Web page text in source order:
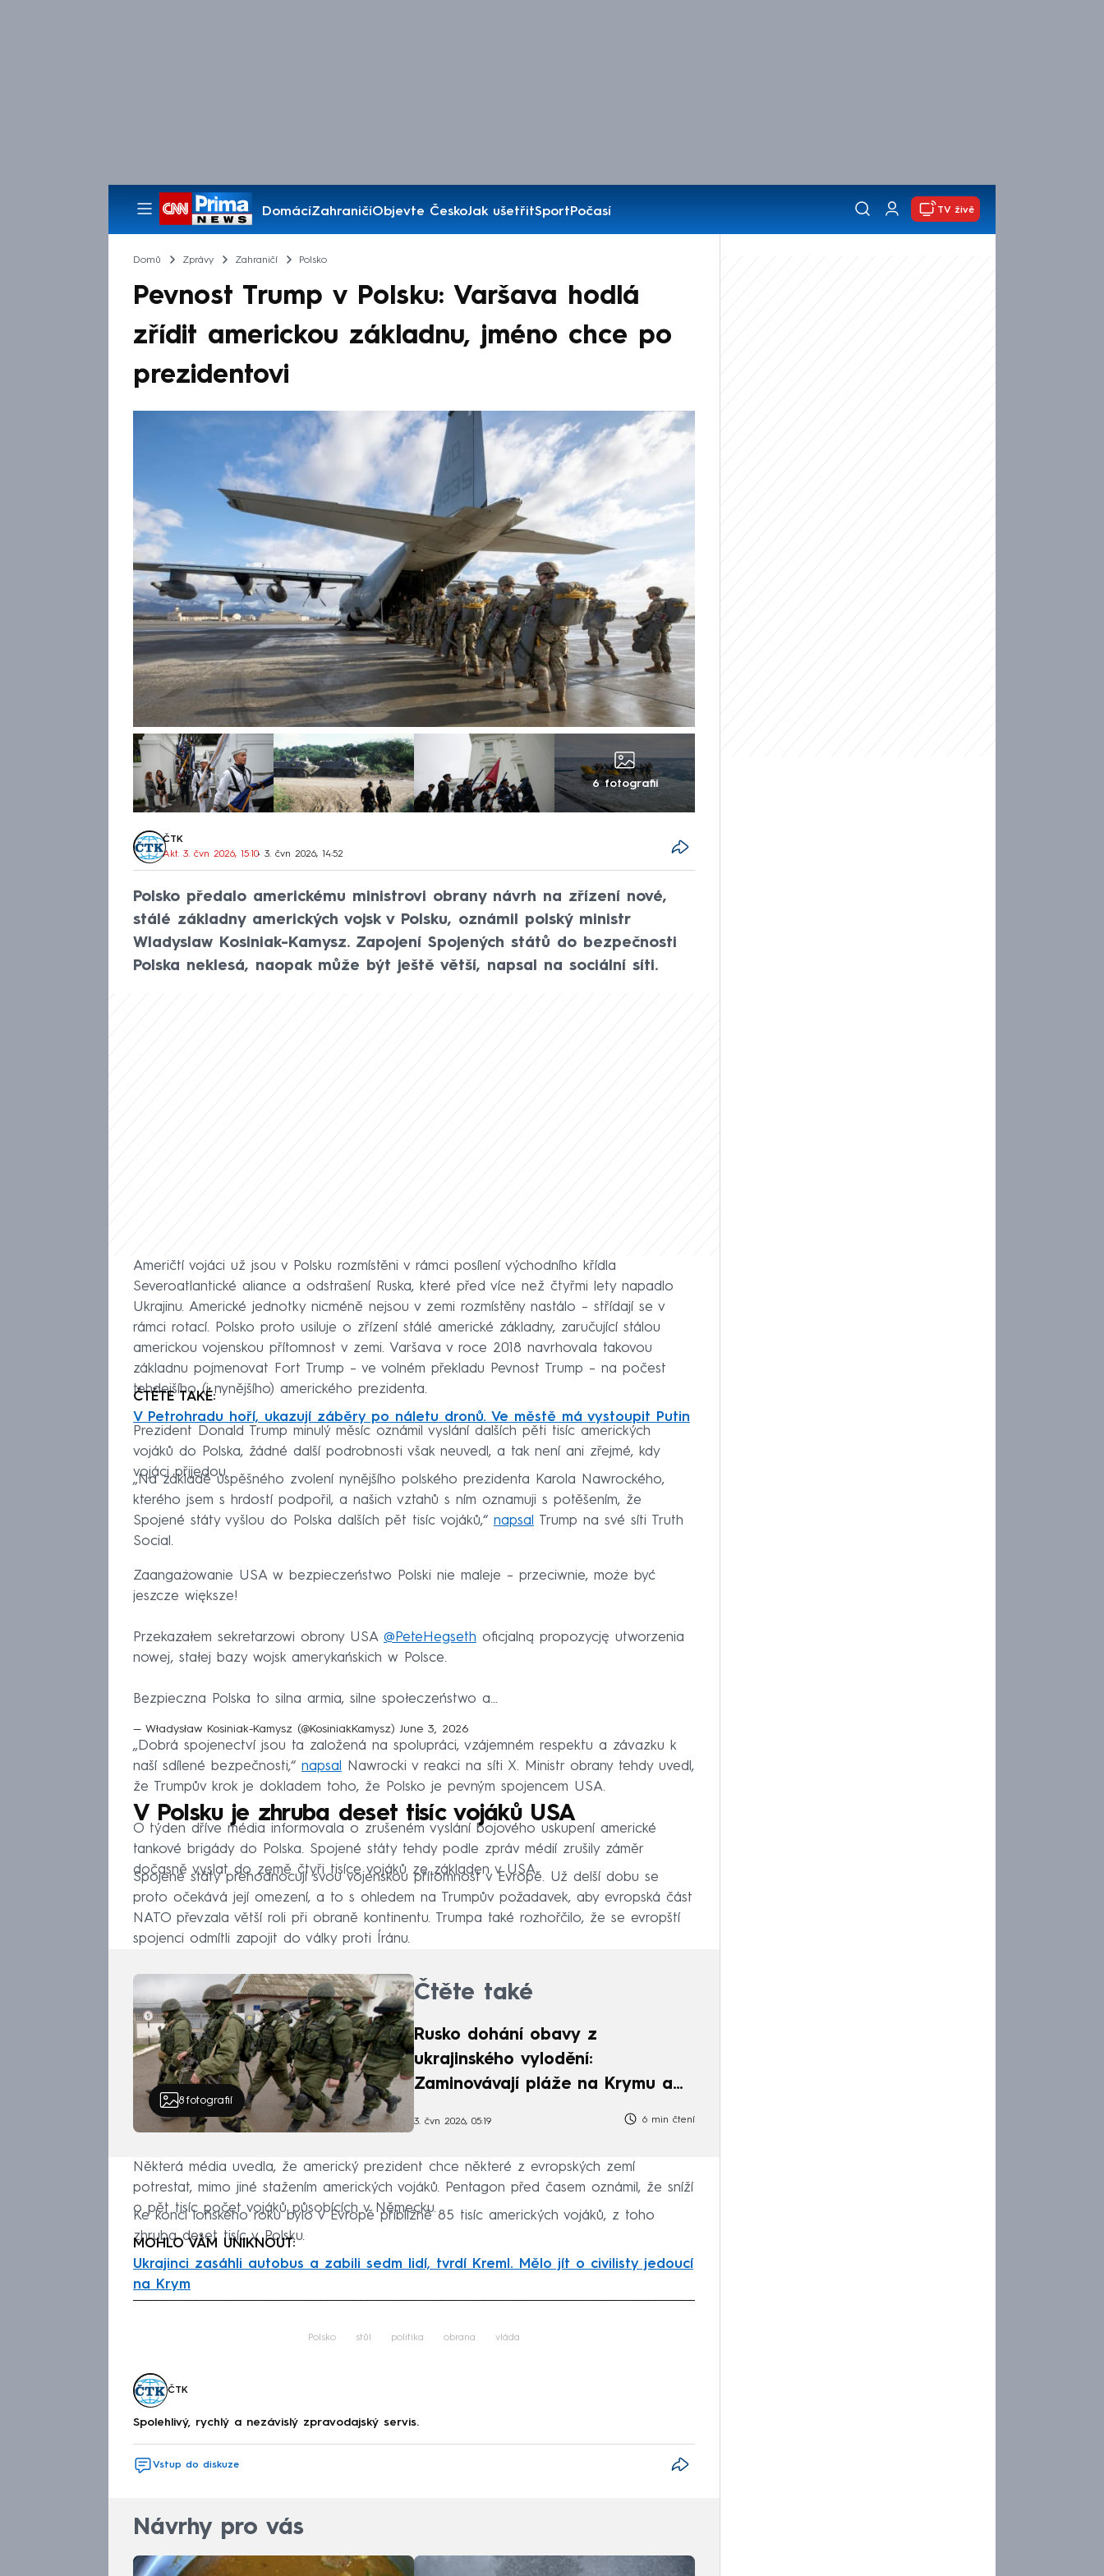
DomácíZahraničíObjevte ČeskoJak ušetřitSportPočasí
Pořady
TV živě
Domů Zprávy Zahraničí Polsko
Pevnost Trump v Polsku: Varšava hodlá
zřídit americkou základnu, jméno chce po
prezidentovi
6 fotografií
ČTK
Akt. 3. čvn 2026, 15:10• 3. čvn 2026, 14:52
Polsko předalo americkému ministrovi obrany návrh na zřízení nové,
stálé základny amerických vojsk v Polsku, oznámil polský ministr
Wladyslaw Kosiniak-Kamysz. Zapojení Spojených států do bezpečnosti
Polska neklesá, naopak může být ještě větší, napsal na sociální síti.
Američtí vojáci už jsou v Polsku rozmístěni v rámci posílení východního křídla
Severoatlantické aliance a odstrašení Ruska, které před více než čtyřmi lety napadlo
Ukrajinu. Americké jednotky nicméně nejsou v zemi rozmístěny nastálo – střídají se v
rámci rotací. Polsko proto usiluje o zřízení stálé americké základny, zaručující stálou
americkou vojenskou přítomnost v zemi. Varšava v roce 2018 navrhovala takovou
základnu pojmenovat Fort Trump – ve volném překladu Pevnost Trump – na počest
tehdejšího (i nynějšího) amerického prezidenta.
ČTĚTE TAKÉ:
V Petrohradu hoří, ukazují záběry po náletu dronů. Ve městě má vystoupit Putin
Prezident Donald Trump minulý měsíc oznámil vyslání dalších pěti tisíc amerických
vojáků do Polska, žádné další podrobnosti však neuvedl, a tak není ani zřejmé, kdy
vojáci přijedou.
„Na základě úspěšného zvolení nynějšího polského prezidenta Karola Nawrockého,
kterého jsem s hrdostí podpořil, a našich vztahů s ním oznamuji s potěšením, že
Spojené státy vyšlou do Polska dalších pět tisíc vojáků,“ napsal
Trump na své síti Truth
Social.
Zaangażowanie USA w bezpieczeństwo Polski nie maleje – przeciwnie, może być
jeszcze większe!
Przekazałem sekretarzowi obrony USA @PeteHegseth oficjalną propozycję utworzenia
nowej, stałej bazy wojsk amerykańskich w Polsce.
Bezpieczna Polska to silna armia, silne społeczeństwo a…
— Władysław Kosiniak-Kamysz (@KosiniakKamysz) June 3, 2026
„Dobrá spojenectví jsou ta založená na spolupráci, vzájemném respektu a závazku k
naší sdílené bezpečnosti,“ napsal Nawrocki v reakci na síti X. Ministr obrany tehdy uvedl,
že Trumpův krok je dokladem toho, že Polsko je pevným spojencem USA.
V Polsku je zhruba deset tisíc vojáků USA
O týden dříve média informovala o zrušeném vyslání bojového uskupení americké
tankové brigády do Polska. Spojené státy tehdy podle zpráv médií zrušily záměr
dočasně vyslat do země čtyři tisíce vojáků ze základen v USA.
Spojené státy přehodnocují svou vojenskou přítomnost v Evropě. Už delší dobu se
proto očekává její omezení, a to s ohledem na Trumpův požadavek, aby evropská část
NATO převzala větší roli při obraně kontinentu. Trumpa také rozhořčilo, že se evropští
spojenci odmítli zapojit do války proti Íránu.
8fotografií
Čtěte také
Rusko dohání obavy z
ukrajinského vylodění:
Zaminovávají pláže na Krymu a
3. čvn 2026, 05:19 6 min čtení
Některá média uvedla, že americký prezident chce některé z evropských zemí
potrestat, mimo jiné stažením amerických vojáků. Pentagon před časem oznámil, že sníží
o pět tisíc počet vojáků působících v Německu.
Ke konci loňského roku bylo v Evropě přibližně 85 tisíc amerických vojáků, z toho
zhruba deset tisíc v Polsku.
MOHLO VÁM UNIKNOUT:
Ukrajinci zasáhli autobus a zabili sedm lidí, tvrdí Kreml. Mělo jít o civilisty jedoucí
na Krym
Polsko stůl politika obrana vláda
ČTK
Spolehlivý, rychlý a nezávislý zpravodajský servis.
Vstup do diskuze
Návrhy pro vás